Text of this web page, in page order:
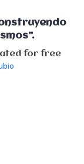
for free